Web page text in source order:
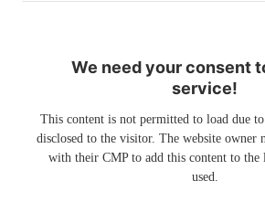
We need your consent
service!
This content is not permitted to load due
disclosed to the visitor. The website owner
with their CMP to add this content to the
used.